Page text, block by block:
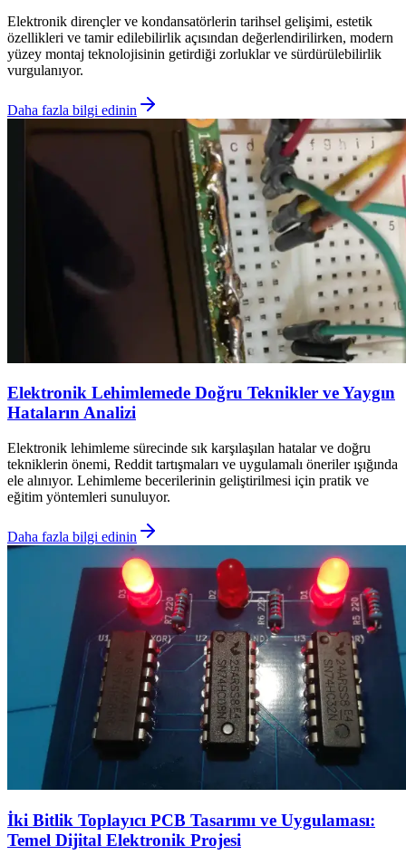
Elektronik dirençler ve kondansatörlerin tarihsel gelişimi, estetik
özellikleri ve tamir edilebilirlik açısından değerlendirilirken, modern
yüzey montaj teknolojisinin getirdiği zorluklar ve sürdürülebilirlik
vurgulanıyor.
Daha fazla bilgi edinin
Elektronik Lehimlemede Doğru Teknikler ve Yaygın
Hataların Analizi
Elektronik lehimleme sürecinde sık karşılaşılan hatalar ve doğru
tekniklerin önemi, Reddit tartışmaları ve uygulamalı öneriler ışığında
ele alınıyor. Lehimleme becerilerinin geliştirilmesi için pratik ve
eğitim yöntemleri sunuluyor.
Daha fazla bilgi edinin
İki Bitlik Toplayıcı PCB Tasarımı ve Uygulaması:
Temel Dijital Elektronik Projesi